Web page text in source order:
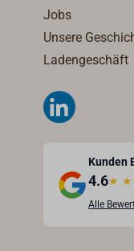
Jobs
Unsere
Ladengeschäft
Kunden
4.6★ ★
Alle